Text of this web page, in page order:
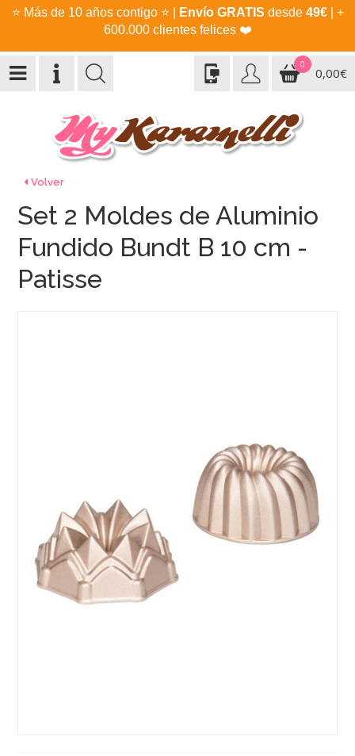
⭐ Más de 10 años contigo ⭐ Envío GRATIS desde 49€| +
600.000 clientes felices ❤️
0
0,00€
Volver
Set 2 Moldes de Aluminio
Fundido Bundt B 10 cm -
Patisse